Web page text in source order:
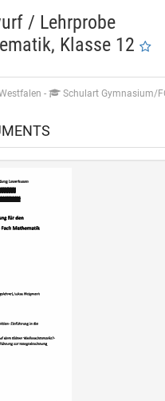
/ Lehrprobe
Klasse 12
- Schulart Gymnasium/